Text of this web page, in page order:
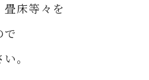
床等々を
で
。